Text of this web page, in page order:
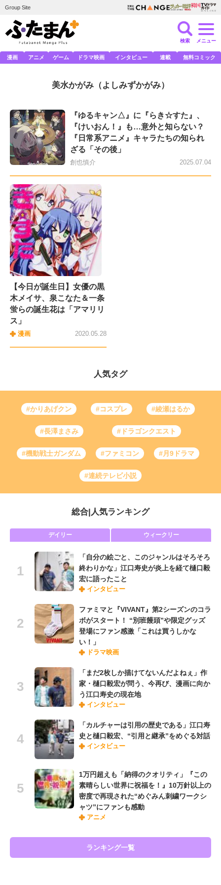
Group Site
検索 メニュー
漫画 アニメ ゲーム ドラマ映画 インタビュー 連載 無料コミック
美水かがみ （よしみずかがみ）
『ゆるキャン△』に『らき☆すた』、
『けいおん！』も…意外と知らない？
『日常系アニメ』キャラたちの知られ
ざる「その後」
創也慎介 2025.07.04
【今日が誕生日】女優の黒
木メイサ、泉こなた＆一条
蛍らの誕生花は「アマリリ
ス」
漫画 2020.05.28
人気タグ
#かりあげクン #コスプレ #綾瀬はるか
#長澤まさみ #ドラゴンクエスト
#機動戦士ガンダム #ファミコン #月9ドラマ
#連続テレビ小説
総合 人気ランキング
デイリー ウィークリー
「自分の絵ごと、このジャンルはそろそろ
終わりかな」江口寿史が炎上を経て樋口毅
宏に語ったこと
インタビュー
ファミマと『VIVANT』第2シーズンのコラ
ボがスタート！ “別班饅頭”や限定グッズ
登場にファン感激「これは買うしかな
い！」
ドラマ映画
「まだ2枚しか描けてないんだよねぇ」作
家・樋口毅宏が問う、今再び、漫画に向か
う江口寿史の現在地
インタビュー
「カルチャーは引用の歴史である」江口寿
史と樋口毅宏、“引用と継承”をめぐる対話
インタビュー
1万円超えも「納得のクオリティ」『この
素晴らしい世界に祝福を！』10万針以上の
密度で再現された“めぐみん刺繍ワークシ
ャツ”にファンも感動
アニメ
ランキング一覧